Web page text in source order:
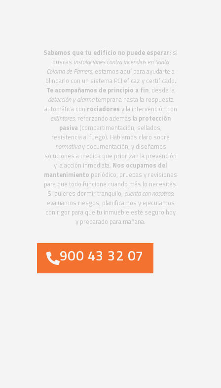
Sabemos que tu edificio no puede esperar: si
buscas instalaciones contra incendios en Santa
Coloma de Farners, estamos aquí para ayudarte a
blindarlo con un sistema PCI eficaz y certificado.
Te acompañamos de principio a fin, desde la
detección y alarmatemprana hasta la respuesta
automática con rociadores y la intervención con
extintores, reforzando además la protección
pasiva (compartimentación, sellados,
resistencia al fuego). Hablamos claro sobre
normativay documentación, y diseñamos
soluciones a medida que priorizan la prevención
y la acción inmediata. Nos ocupamos del
mantenimiento periódico, pruebas y revisiones
para que todo funcione cuando más lo necesites.
Si quieres dormir tranquilo, cuenta con nosotros:
evaluamos riesgos, planificamos y ejecutamos
con rigor para que tu inmueble esté seguro hoy
y preparado para mañana.
900 43 32 07